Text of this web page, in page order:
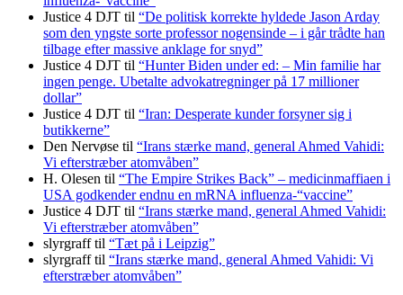
Justice 4 DJT til “De politisk korrekte hyldede Jason Arday
som den yngste sorte professor nogensinde – i går trådte han
tilbage efter massive anklage for snyd”
Justice 4 DJT til “Hunter Biden under ed: – Min familie har
ingen penge. Ubetalte advokat­regninger på 17 millioner
dollar”
Justice 4 DJT til “Iran: Desperate kunder forsyner sig i
butikkerne”
Den Nervøse til “Irans stærke mand, general Ahmed Vahidi:
Vi efterstræber atomvåben”
H. Olesen til “The Empire Strikes Back” – medicinmaffiaen i
USA godkender endnu en mRNA influenza-“vaccine”
Justice 4 DJT til “Irans stærke mand, general Ahmed Vahidi:
Vi efterstræber atomvåben”
slyrgrafftil “Tæt på i Leipzig”
slyrgrafftil “Irans stærke mand, general Ahmed Vahidi: Vi
efterstræber atomvåben”